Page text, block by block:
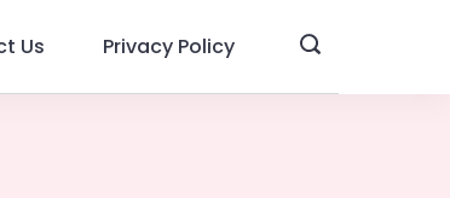
Us Privacy Policy